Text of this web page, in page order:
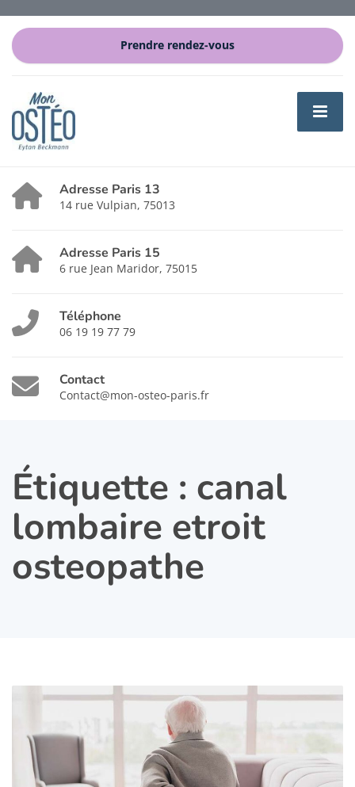
Prendre rendez-vous
Adresse Paris 13
14 rue Vulpian, 75013
Adresse Paris 15
6 rue Jean Maridor, 75015
Téléphone
06 19 19 77 79
Contact
Contact@mon-osteo-paris.fr
Étiquette : canal
lombaire etroit
osteopathe